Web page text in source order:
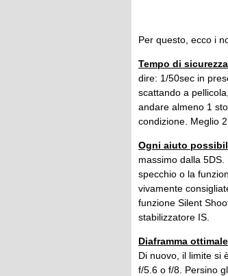
Per questo, ecco i
Tempo di sicurezza
dire: 1/50sec in
scattando a
andare almeno 1
condizione. Meglio 2
Ogni aiuto
massimo dalla
specchio o la
vivamente
funzione Silent
stabilizzatore IS.
Diaframma ottimale
Di nuovo, il limite si
f/5.6 o f/8. Persino